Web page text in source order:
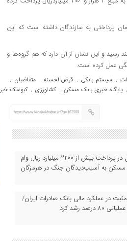
برای طرح نهضت ملی مسکن بیش از ۲۶ هزار میلیاردتومان پرداختی به سازندگان داشته است که این
رسید و این نشان از آن دارد که هم گروه‌ها و
عمل کرده است.
, سیستم بانکی , قرض‌الحسنه , متقاضیان ,
, پایگاه خبری بانک مسکن , کشاورزی , کیوسک خبر
https://www.kioskekhabar.ir/?p=163900
تسهیل در پرداخت بیش از ۲۲۰۰ میلیارد ریال وام
مسکن به آسیب‌دیدگان جنگ در هرمزگان
در عملکرد مالی بانک صادرات ایران/
۸۰ درصد رشد کرد